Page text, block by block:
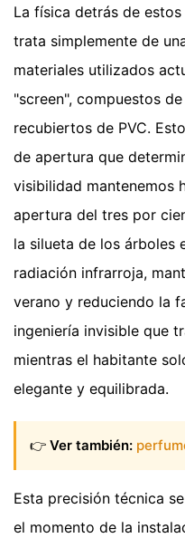
La física detrás de
trata simplemente de
materiales utilizados
"screen", compuestos
recubiertos de PVC.
de apertura que
visibilidad mantenemos
apertura del tres por
la silueta de los árboles
radiación infrarroja,
verano y reduciendo la
ingeniería invisible que
mientras el habitante
elegante y equilibrada.
👉 Ver también:
Esta precisión técnica
el momento de la